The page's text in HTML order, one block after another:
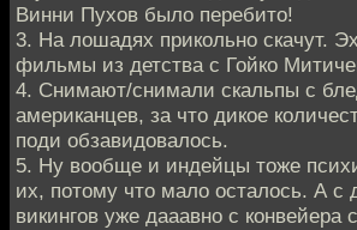
Винни Пухов было перебито!
3. На лошадях прикольно скачут.
фильмы из детства с Гойко
4. Снимают/снимали скальпы с
американцев, за что дикое
поди обзавидовалось.
5. Ну вообще и индейцы тоже
их, потому что мало осталось. А с
викингов уже дааавно с конвейера